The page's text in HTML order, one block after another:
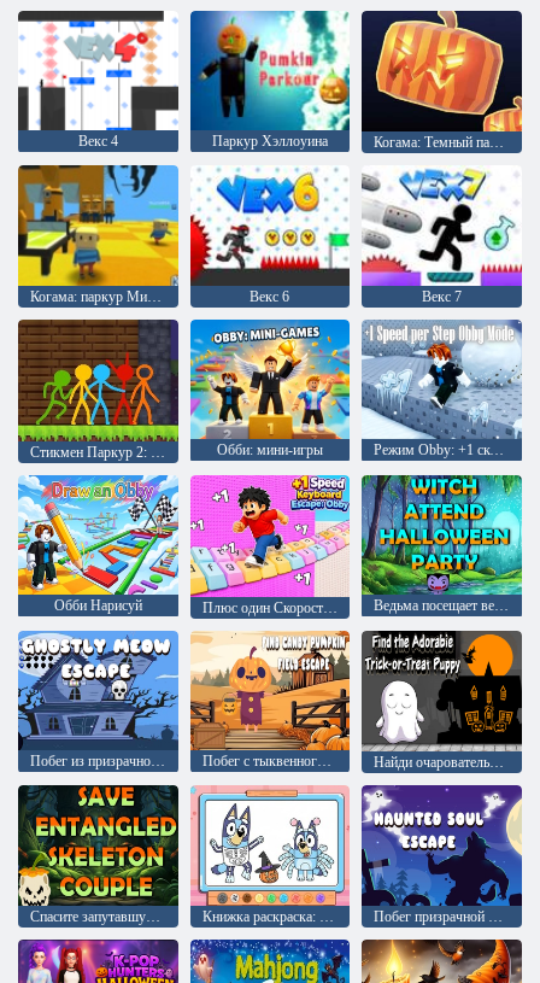
Векс 4 Паркур Хэллоуина Когама: Темный паркур
Когама: паркур Миньонов Векс 6 Векс 7
Обби: мини-игры Режим Obby: +1 скорость за шаг
Обби Нарисуй Плюс один Скорость выхода из клавиатуры: Обби Ведьма посещает вечеринку в честь Хэллоуина
Побег из призрачного мяуканья Побег с тыквенного поля Найди очаровательного щенка, выпрашивающего сладости
Спасите запутавшуюся пару скелетов Книжка раскраска: костюм Блуи на Хэллоуин Побег призрачной души